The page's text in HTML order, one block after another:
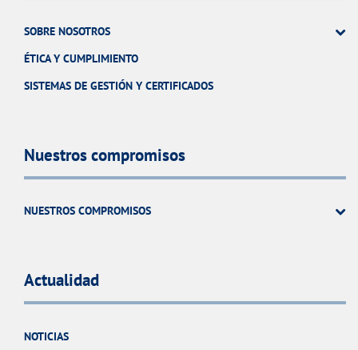
SOBRE NOSOTROS
ÉTICA Y CUMPLIMIENTO
SISTEMAS DE GESTIÓN Y CERTIFICADOS
Nuestros compromisos
NUESTROS COMPROMISOS
Actualidad
NOTICIAS